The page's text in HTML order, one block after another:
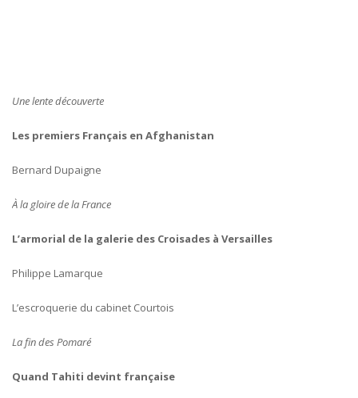
Une lente découverte
Les premiers Français en Afghanistan
Bernard Dupaigne
À la gloire de la France
L’armorial de la galerie des Croisades à Versailles
Philippe Lamarque
L’escroquerie du cabinet Courtois
La fin des Pomaré
Quand Tahiti devint française